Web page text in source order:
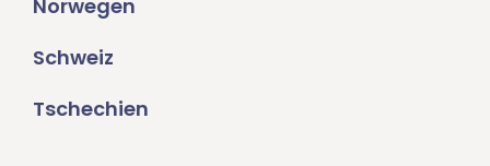
Norwegen
Schweiz
Tschechien